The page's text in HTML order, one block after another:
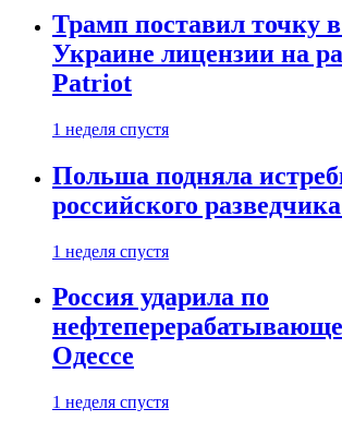
Трамп поставил точку
Украине лицензии на
Patriot
1 неделя спустя
Польша подняла
российского
1 неделя спустя
Россия ударила по
Одессе
1 неделя спустя